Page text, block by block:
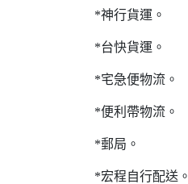
*神行貨運。
*台快貨運。
*宅急便物流。
*便利帶物流。
*郵局。
*宏程自行配送。